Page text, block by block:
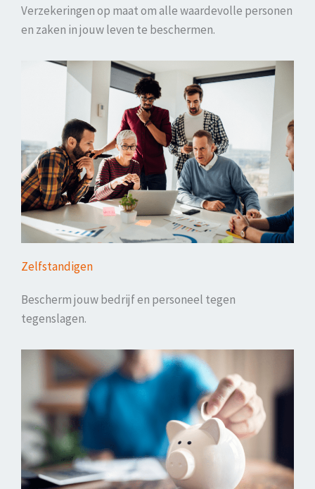
Verzekeringen op maat om alle waardevolle personen
en zaken in jouw leven te beschermen.
Zelfstandigen
Bescherm jouw bedrijf en personeel tegen
tegenslagen.